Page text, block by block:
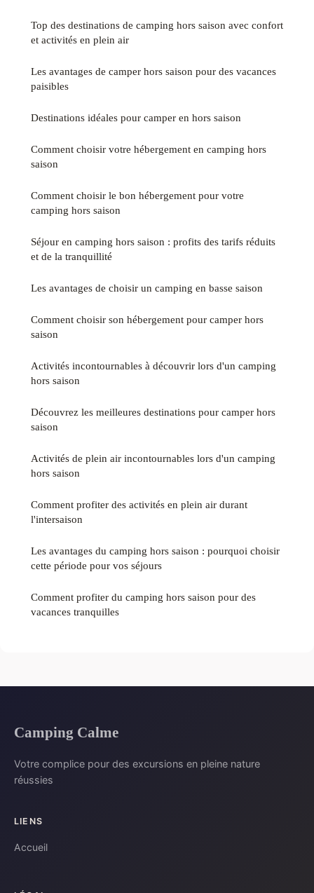
Top des destinations de camping hors saison avec confort
et activités en plein air
Les avantages de camper hors saison pour des vacances
paisibles
Destinations idéales pour camper en hors saison
Comment choisir votre hébergement en camping hors
saison
Comment choisir le bon hébergement pour votre
camping hors saison
Séjour en camping hors saison : profits des tarifs réduits
et de la tranquillité
Les avantages de choisir un camping en basse saison
Comment choisir son hébergement pour camper hors
saison
Activités incontournables à découvrir lors d'un camping
hors saison
Découvrez les meilleures destinations pour camper hors
saison
Activités de plein air incontournables lors d'un camping
hors saison
Comment profiter des activités en plein air durant
l'intersaison
Les avantages du camping hors saison : pourquoi choisir
cette période pour vos séjours
Comment profiter du camping hors saison pour des
vacances tranquilles
Camping Calme
Votre complice pour des excursions en pleine nature
réussies
LIENS
Accueil